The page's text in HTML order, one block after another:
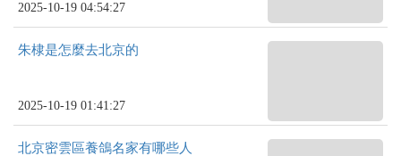
2025-10-19 04:54:27
朱棣是怎麼去北京的
2025-10-19 01:41:27
北京密雲區養鴿名家有哪些人